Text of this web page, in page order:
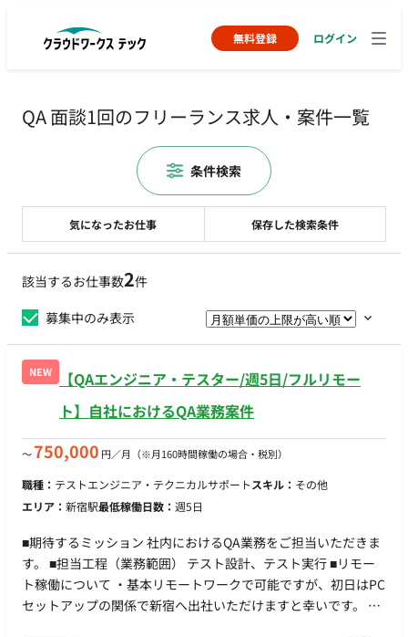
無料登録 ログイン
QA 面談1回のフリーランス求人・案件一覧
該当するお仕事数2件
募集中のみ表示
NEW
【QAエンジニア・テスター/週5日/フルリモー
ト】自社におけるQA業務案件
〜750,000 円／月 （※月160時間稼働の場合・税別）
職種： テストエンジニア・テクニカルサポートスキル： その他
エリア： 新宿駅最低稼働日数： 週5日
■期待するミッション 社内におけるQA業務をご担当いただきま
す。 ■担当工程（業務範囲） テスト設計、テスト実行 ■リモー
ト稼働について ・基本リモートワークで可能ですが、初日はPC
セットアップの関係で新宿へ出社いただけますと幸いです。 ・
気になったお仕事 保存した検索条件
条件検索